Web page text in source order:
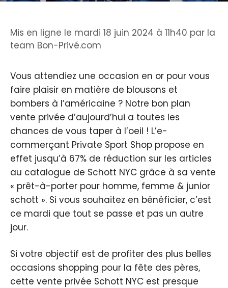
Mis en ligne le mardi 18 juin 2024 à 11h40 par la
team Bon-Privé.com
Vous attendiez une occasion en or pour vous
faire plaisir en matière de blousons et
bombers à l’américaine ? Notre bon plan
vente privée d’aujourd’hui a toutes les
chances de vous taper à l’oeil ! L’e-
commerçant Private Sport Shop propose en
effet jusqu’à 67% de réduction sur les articles
au catalogue de Schott NYC grâce à sa vente
« prêt-à-porter pour homme, femme & junior
schott ». Si vous souhaitez en bénéficier, c’est
ce mardi que tout se passe et pas un autre
jour.
Si votre objectif est de profiter des plus belles
occasions shopping pour la fête des pères,
cette vente privée Schott NYC est presque